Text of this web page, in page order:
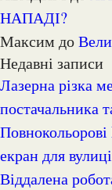
НАПАДІ?
Максим до
Недавні записи
Лазерна різка металу: як обрати технологію,
постачальника
Повнокольорові LED екрани для бізнесу: як обрати
екран для
Віддалена робота для дівчат: які формати справді